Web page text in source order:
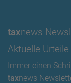
taxnews
Aktuelle
Immer einen
taxnews